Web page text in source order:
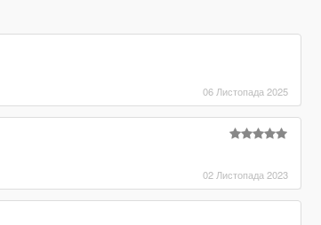
06 Листопада 2025
02 Листопада 2023